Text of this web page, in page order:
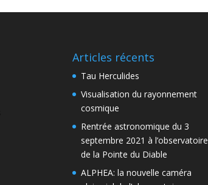
Articles récents
Tau Herculides
Visualisation du rayonnement
cosmique
Rentrée astronomique du 3
septembre 2021 à l’observatoire
de la Pointe du Diable
ALPHEA: la nouvelle caméra